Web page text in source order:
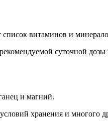
витаминов и
суточной
и магний.
хранения и многого